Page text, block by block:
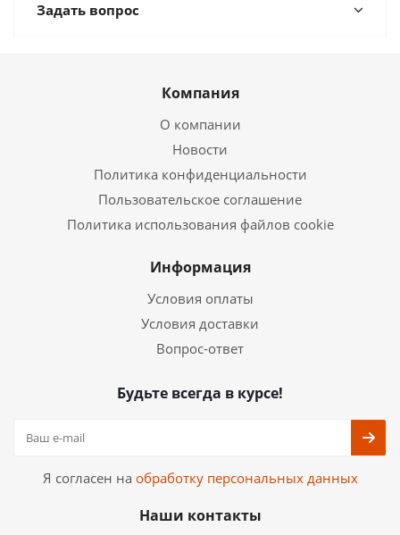
Задать вопрос
Компания
О компании
Новости
Политика конфиденциальности
Пользовательское соглашение
Политика использования файлов cookie
Информация
Условия оплаты
Условия доставки
Вопрос-ответ
Будьте всегда в курсе!
Я согласен на обработку персональных данных
Наши контакты